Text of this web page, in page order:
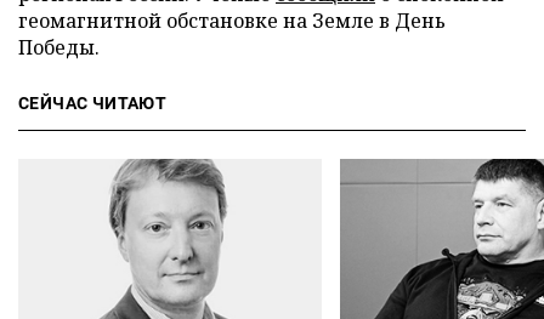
геомагнитной обстановке на Земле в День
Победы.
СЕЙЧАС ЧИТАЮТ